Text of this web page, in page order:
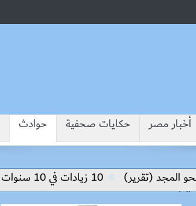
أخبار مصر حكايات صحفية حوادث
(تقرير) 10 زيادات في 10 سنوات.. هل حان الوقت لرفع دعم البنزين نهائيا؟